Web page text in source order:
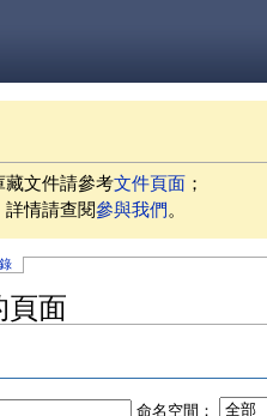
藏文件請參考文件頁面 ；
情請查閱參與我們。
頁面
命名空間：